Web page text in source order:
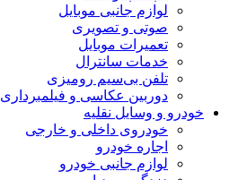
لوازم جانبی موبایل
صوتی و تصویری
تعمیرات موبایل
خدمات سانترال
تلفن بی‌سیم رومیزی
دوربین عکاسی و فیلمبرداری
خودرو و وسایل نقلیه
خودروی داخلی و خارجی
اجاره خودرو
لوازم جانبی خودرو